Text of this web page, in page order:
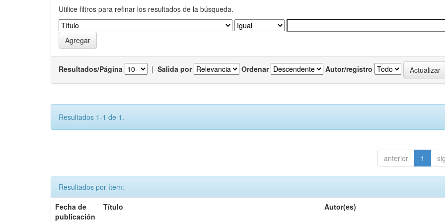
Utilice filtros para refinar los resultados de la búsqueda.
Resultados/Página | Salida por Ordenar Autor/registro
Resultados 1-1 de 1.
anterior 1
Resultados por ítem:
Fecha de
publicación
Título Autor(es)